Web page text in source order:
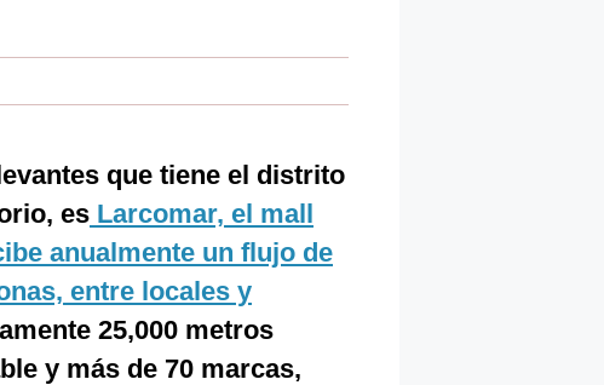
que tiene el distrito
es Larcomar, el mall
anualmente un flujo de
entre locales y
25,000 metros
y más de 70 marcas,